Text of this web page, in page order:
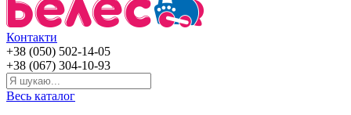
Контакти
+38 (050) 502-14-05
+38 (067) 304-10-93
Весь каталог